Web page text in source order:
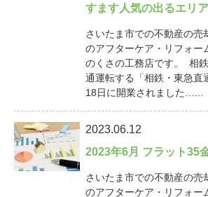
すます人気の出るエリア
さいたま市での不動産の売
のアフターケア・リフォー
のくさの工務店です。 相
通運転する「相鉄・東急直
18日に開業されました…...
2023.06.12
2023年6月 フラット35
さいたま市での不動産の売
のアフターケア・リフォー